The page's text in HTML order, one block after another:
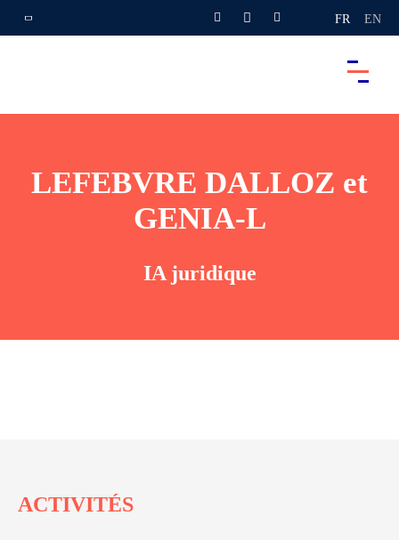
FR EN
LEFEBVRE DALLOZ et
GENIA-L
IA juridique
ACTIVITÉS